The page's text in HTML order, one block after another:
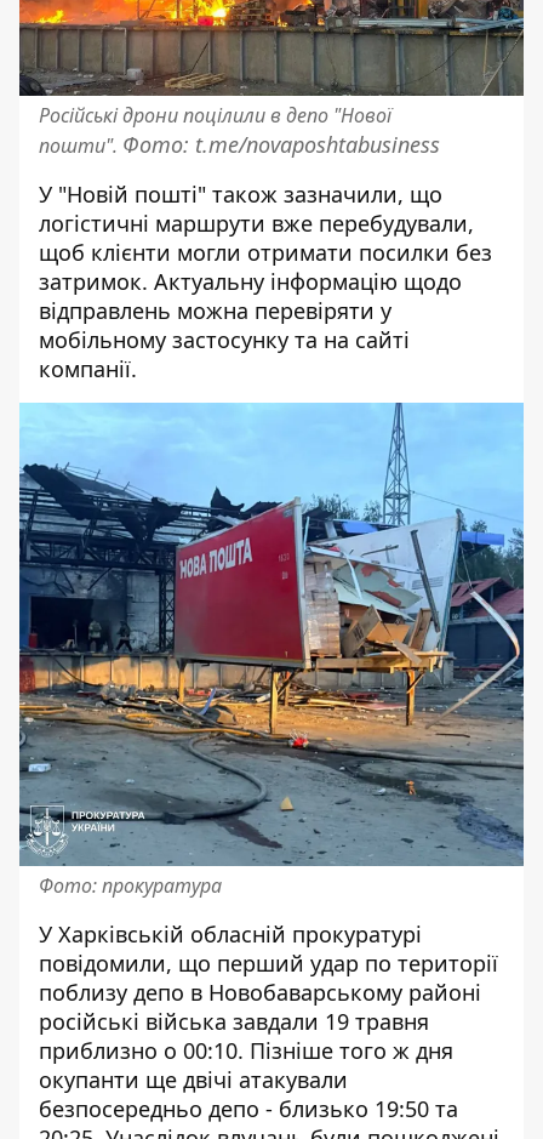
Російські дрони поцілили в депо "Нової
пошти". Фото: t.me/novaposhtabusiness
У "Новій пошті" також зазначили, що
логістичні маршрути вже перебудували,
щоб клієнти могли отримати посилки без
затримок. Актуальну інформацію щодо
відправлень можна перевіряти у
мобільному застосунку та на сайті
компанії.
Фото: прокуратура
У Харківській обласній прокуратурі
повідомили, що перший удар по території
поблизу депо в Новобаварському районі
російські війська завдали 19 травня
приблизно о 00:10. Пізніше того ж дня
окупанти ще двічі атакували
безпосередньо депо - близько 19:50 та